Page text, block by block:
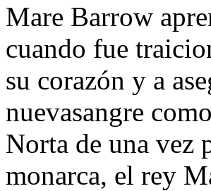
Mare Barrow
cuando fue
su corazón y a
nuevasangre
Norta de una vez
monarca, el rey